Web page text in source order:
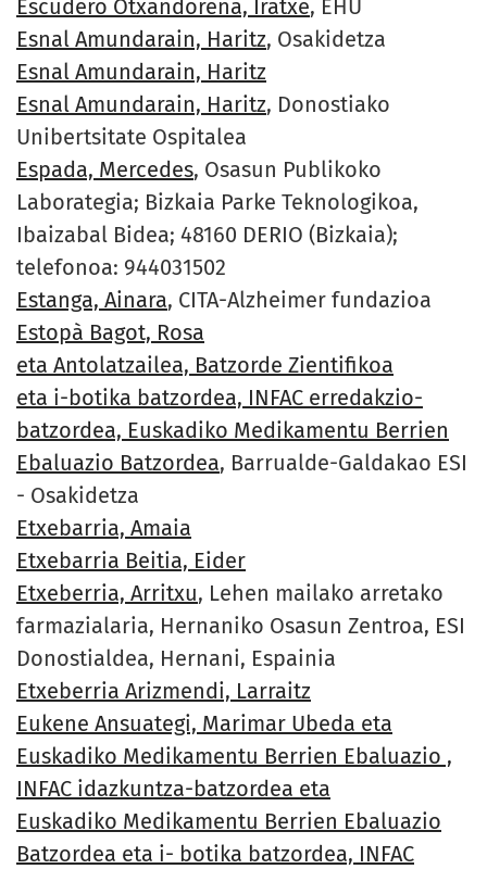
Escudero Otxandorena, Iratxe, EHU
Esnal Amundarain, Haritz, Osakidetza
Esnal Amundarain, Haritz
Esnal Amundarain, Haritz, Donostiako
Unibertsitate Ospitalea
Espada, Mercedes, Osasun Publikoko
Laborategia; Bizkaia Parke Teknologikoa,
Ibaizabal Bidea; 48160 DERIO (Bizkaia);
telefonoa: 944031502
Estanga, Ainara, CITA-Alzheimer fundazioa
Estopà Bagot, Rosa
eta Antolatzailea, Batzorde Zientifikoa
eta i-botika batzordea, INFAC erredakzio-
batzordea, Euskadiko Medikamentu Berrien
Ebaluazio Batzordea, Barrualde-Galdakao ESI
- Osakidetza
Etxebarria, Amaia
Etxebarria Beitia, Eider
Etxeberria, Arritxu, Lehen mailako arretako
farmazialaria, Hernaniko Osasun Zentroa, ESI
Donostialdea, Hernani, Espainia
Etxeberria Arizmendi, Larraitz
Eukene Ansuategi, Marimar Ubeda eta
Euskadiko Medikamentu Berrien Ebaluazio ,
INFAC idazkuntza-batzordea eta
Euskadiko Medikamentu Berrien Ebaluazio
Batzordea eta i- botika batzordea, INFAC